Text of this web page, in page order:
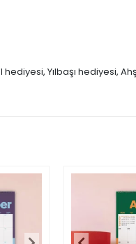
Yılbaşı hediyesi,